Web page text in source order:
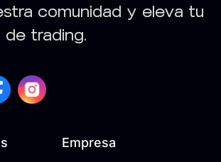
comunidad y eleva tu
trading.
Empresa